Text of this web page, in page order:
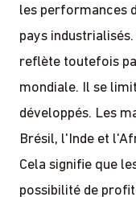
les performances
pays
reflète toutefois
mondiale. Il se
développés. Les
Brésil, l'Inde et
Cela signifie que
possibilité de